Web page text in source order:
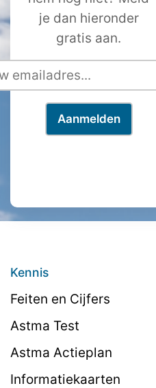
je dan hieronder
gratis aan.
Kennis
Feiten en Cijfers
Astma Test
Astma Actieplan
Informatiekaarten